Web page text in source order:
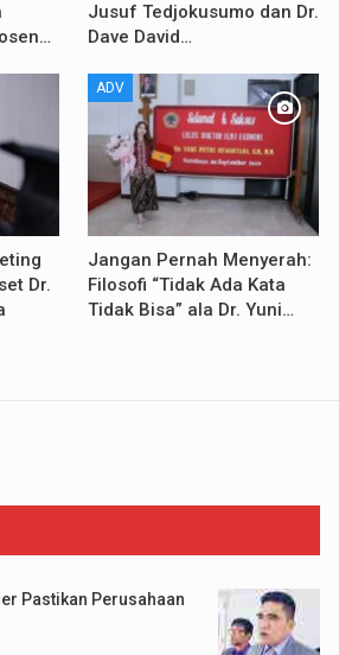
Jusuf Tedjokusumo dan Dr.
Dave David…
Dr.
ADV
Jangan Pernah Menyerah:
Filosofi “Tidak Ada Kata
Tidak Bisa” ala Dr. Yuni…
Pastikan Perusahaan